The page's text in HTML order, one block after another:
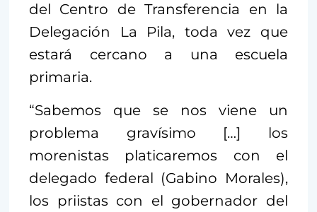
del Centro de Transferencia en la
Delegación La Pila, toda vez que
estará cercano a una escuela
primaria.
“Sabemos que se nos viene un
problema gravísimo […] los
morenistas platicaremos con el
delegado federal (Gabino Morales),
los priistas con el gobernador del